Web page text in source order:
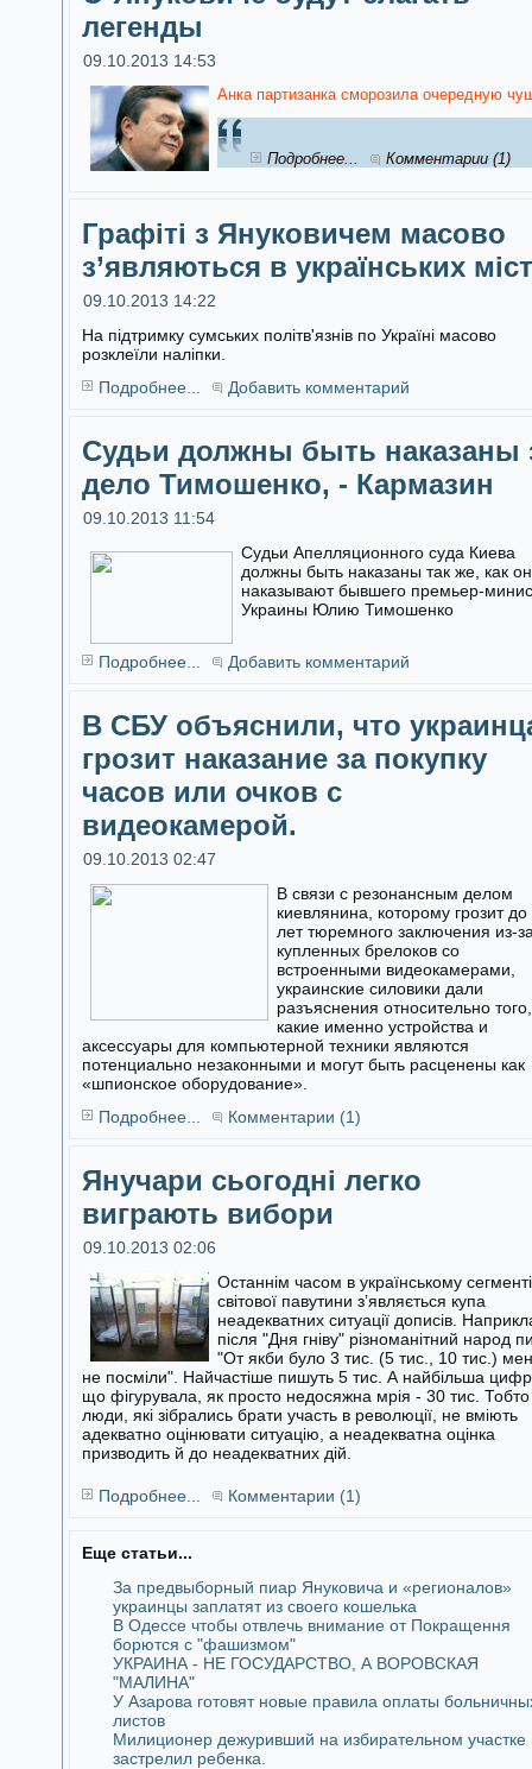
легенды
09.10.2013 14:53
Анка партизанка сморозила очередную
Подробнее... Комментарии (1)
Графіті з Януковичем масово
з’являються в українських
09.10.2013 14:22
На підтримку сумських політв'язнів по Україні масово
розклеїли наліпки.
Подробнее...
Добавить комментарий
Судьи должны быть наказаны
дело Тимошенко, - Кармазин
09.10.2013 11:54
Судьи Апелляционного суда Киева
должны быть наказаны так же, как
наказывают бывшего премьер-
Украины Юлию Тимошенко
Подробнее... Добавить комментарий
В СБУ объяснили, что
грозит наказание за покупку
часов или очков с
видеокамерой.
09.10.2013 02:47
В связи с резонансным делом
киевлянина, которому грозит до
лет тюремного заключения из-
купленных брелоков со
встроенными видеокамерами,
украинские силовики дали
разъяснения относительно того,
какие именно устройства и
аксессуары для компьютерной техники являются
потенциально незаконными и могут быть расценены как
«шпионское оборудование».
Подробнее...
Комментарии (1)
Янучари сьогодні легко
виграють вибори
09.10.2013 02:06
Останнім часом в українському сегменті
світової павутини з’являється купа
неадекватних ситуації дописів.
після "Дня гніву" різноманітний народ
"От якби було 3 тис. (5 тис., 10 тис.)
не посміли". Найчастіше пишуть 5 тис. А найбільша
що фігурувала, як просто недосяжна мрія - 30 тис. Тобто
люди, які зібрались брати участь в революції, не вміють
адекватно оцінювати ситуацію, а неадекватна оцінка
призводить й до неадекватних дій.
Подробнее... Комментарии (1)
Еще статьи...
За предвыборный пиар Януковича и «регионалов»
украинцы заплатят из своего кошелька
В Одессе чтобы отвлечь внимание от Покращення
борются с "фашизмом"
УКРАИНА - НЕ ГОСУДАРСТВО, А ВОРОВСКАЯ
"МАЛИНА"
У Азарова готовят новые правила оплаты
листов
Милиционер дежуривший на избирательном участке
застрелил ребенка.